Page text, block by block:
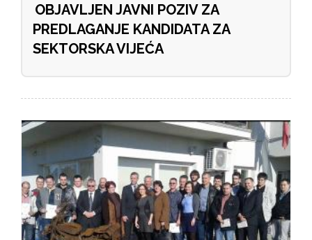
OBJAVLJEN JAVNI POZIV ZA
PREDLAGANJE KANDIDATA ZA
SEKTORSKA VIJEĆA